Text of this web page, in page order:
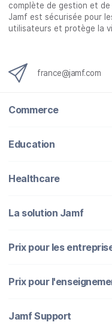
complète de gestion et de
Jamf est sécurisée pour
utilisateurs et protège la
france@jamf.com
Commerce
Education
Healthcare
La solution Jamf
Prix pour les
Prix pour
Jamf Support